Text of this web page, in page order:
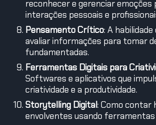
reconhecer e gerenciar emoções
interações pessoais e
Pensamento Crítico: A
avaliar informações para tomar
fundamentadas.
Ferramentas Digitais para
Softwares e aplicativos que
criatividade e a produtividade.
Storytelling Digital: Como contar
envolventes usando ferramentas